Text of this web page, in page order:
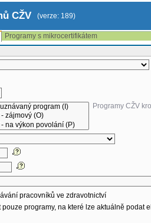
CŽV (verze: 189)
Programy s mikrocertifikátem
Programy CŽV
pracovníků ve zdravotnictví
pouze programy, na které lze aktuálně podat